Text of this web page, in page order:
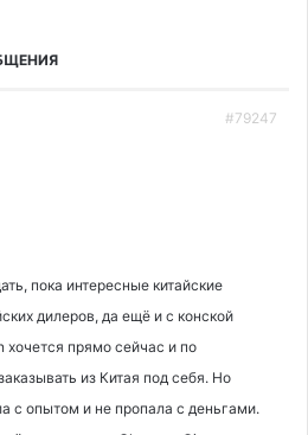
#79247
пока интересные китайские
дилеров, да ещё и с конской
хочется прямо сейчас и по
из Китая под себя. Но
с опытом и не пропала с деньгами.